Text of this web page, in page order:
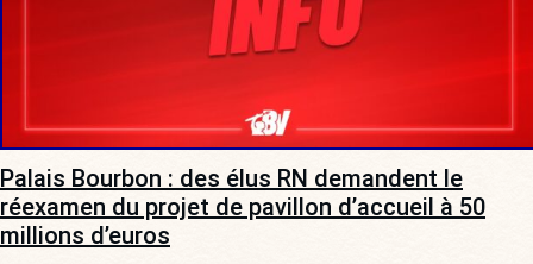
Palais Bourbon : des élus RN demandent le
réexamen du projet de pavillon d’accueil à 50
millions d’euros